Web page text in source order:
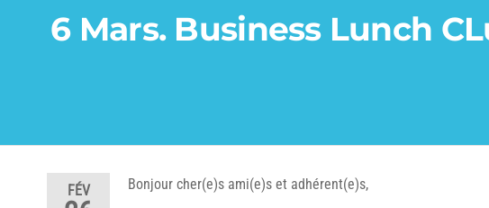
6 Mars. Business Lunch
FÉV
Bonjour cher(e)s ami(e)s et adhérent(e)s,